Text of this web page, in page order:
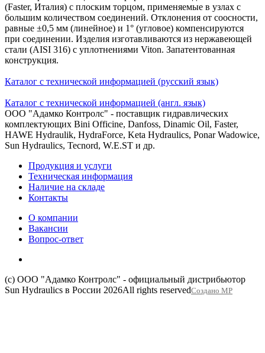
(Faster, Италия) с плоским торцом, применяемые в узлах с
большим количеством соединений. Отклонения от соосности,
равные ±0,5 мм (линейное) и 1° (угловое) компенсируются
при соединении. Изделия изготавливаются из нержавеющей
стали (AISI 316) с уплотнениями Viton. Запатентованная
конструкция.
Каталог с технической информацией (русский язык)
Каталог с технической информацией (англ. язык)
ООО "Адамко Контролс" - поставщик гидравлических
комплектующих Bini Officine, Danfoss, Dinamic Oil, Faster,
HAWE Hydraulik, HydraForce, Keta Hydraulics, Ponar Wadowice,
Sun Hydraulics, Tecnord, W.E.ST и др.
Продукция и услуги
Техническая информация
Наличие на складе
Контакты
О компании
Вакансии
Вопрос-ответ
(c) ООО "Адамко Контролс" - официальный дистрибьютор
Sun Hydraulics в России 2026All rights reservedСоздано МР